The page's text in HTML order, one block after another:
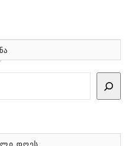
ᲓᲦᲔᲡ